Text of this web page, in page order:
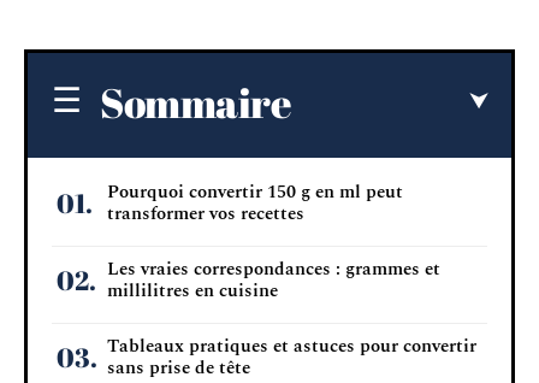
Sommaire
Pourquoi convertir 150 g en ml peut
transformer vos recettes
Les vraies correspondances : grammes et
millilitres en cuisine
Tableaux pratiques et astuces pour convertir
sans prise de tête